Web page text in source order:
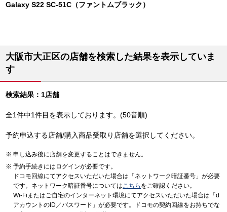
Galaxy S22 SC-51C（ファントムブラック）
大阪市大正区の店舗を検索した結果を表示していま
す
検索結果：1店舗
全1件中1件目を表示しております。(50音順)
予約申込する店舗/購入商品受取り店舗を選択してください。
申し込み後に店舗を変更することはできません。
予約手続きにはログインが必要です。
ドコモ回線にてアクセスいただいた場合は「ネットワーク暗証番号」が必要
です。ネットワーク暗証番号についてはこちら をご確認ください。
Wi-Fiまたはご自宅のインターネット環境にてアクセスいただいた場合は「d
アカウントのID／パスワード」が必要です。ドコモの契約回線をお持ちでな